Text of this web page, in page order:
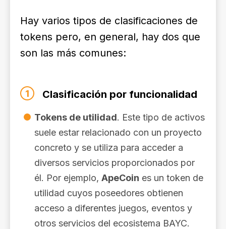
Hay varios tipos de clasificaciones de
tokens pero, en general, hay dos que
son las más comunes:
1 Clasificación por funcionalidad
Tokens de utilidad. Este tipo de activos
suele estar relacionado con un proyecto
concreto y se utiliza para acceder a
diversos servicios proporcionados por
él. Por ejemplo, ApeCoin es un token de
utilidad cuyos poseedores obtienen
acceso a diferentes juegos, eventos y
otros servicios del ecosistema BAYC.